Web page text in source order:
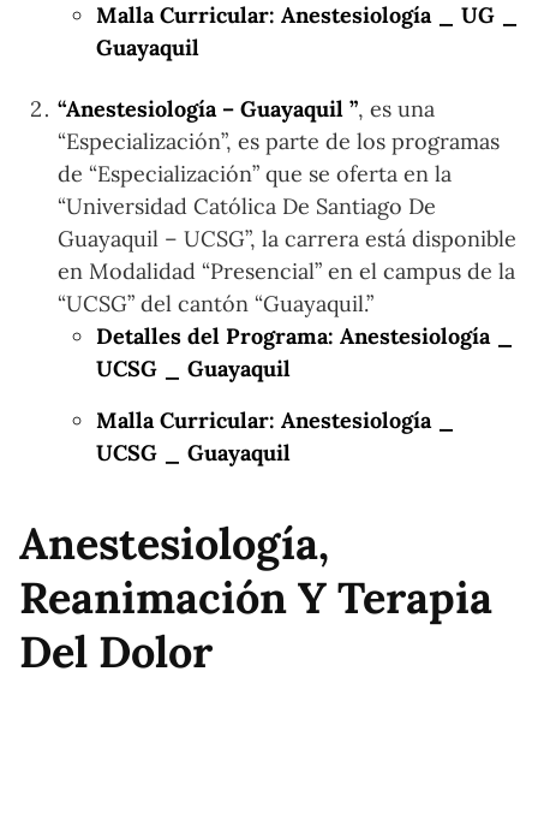
Malla Curricular: Anestesiología _ UG _
Guayaquil
“Anestesiología – Guayaquil ”, es una
“Especialización”, es parte de los programas
de “Especialización” que se oferta en la
“Universidad Católica De Santiago De
Guayaquil – UCSG”, la carrera está disponible
en Modalidad “Presencial” en el campus de la
“UCSG” del cantón “Guayaquil.”
Detalles del Programa: Anestesiología _
UCSG _ Guayaquil
Malla Curricular: Anestesiología _
UCSG _ Guayaquil
Anestesiología,
Reanimación Y Terapia
Del Dolor